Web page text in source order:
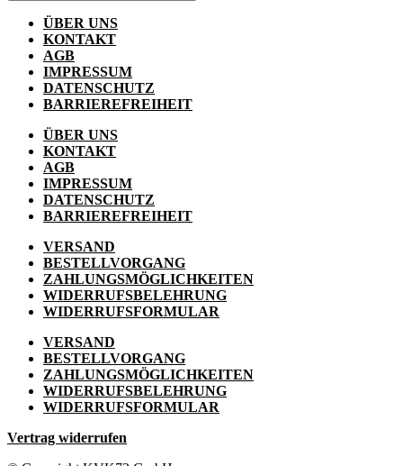
ÜBER UNS
KONTAKT
AGB
IMPRESSUM
DATENSCHUTZ
BARRIEREFREIHEIT
ÜBER UNS
KONTAKT
AGB
IMPRESSUM
DATENSCHUTZ
BARRIEREFREIHEIT
VERSAND
BESTELLVORGANG
ZAHLUNGSMÖGLICHKEITEN
WIDERRUFSBELEHRUNG
WIDERRUFSFORMULAR
VERSAND
BESTELLVORGANG
ZAHLUNGSMÖGLICHKEITEN
WIDERRUFSBELEHRUNG
WIDERRUFSFORMULAR
Vertrag widerrufen